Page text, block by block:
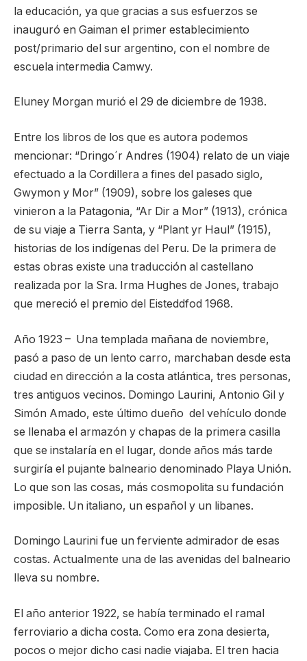
la educación, ya que gracias a sus esfuerzos se
inauguró en Gaiman el primer establecimiento
post/primario del sur argentino, con el nombre de
escuela intermedia Camwy.
Eluney Morgan murió el 29 de diciembre de 1938.
Entre los libros de los que es autora podemos
mencionar: “Dringo´r Andres (1904) relato de un viaje
efectuado a la Cordillera a fines del pasado siglo,
Gwymon y Mor” (1909), sobre los galeses que
vinieron a la Patagonia, “Ar Dir a Mor” (1913), crónica
de su viaje a Tierra Santa, y “Plant yr Haul” (1915),
historias de los indígenas del Peru. De la primera de
estas obras existe una traducción al castellano
realizada por la Sra. Irma Hughes de Jones, trabajo
que mereció el premio del Eisteddfod 1968.
Año 1923 – Una templada mañana de noviembre,
pasó a paso de un lento carro, marchaban desde esta
ciudad en dirección a la costa atlántica, tres personas,
tres antiguos vecinos. Domingo Laurini, Antonio Gil y
Simón Amado, este último dueño del vehículo donde
se llenaba el armazón y chapas de la primera casilla
que se instalaría en el lugar, donde años más tarde
surgiría el pujante balneario denominado Playa Unión.
Lo que son las cosas, más cosmopolita su fundación
imposible. Un italiano, un español y un libanes.
Domingo Laurini fue un ferviente admirador de esas
costas. Actualmente una de las avenidas del balneario
lleva su nombre.
El año anterior 1922, se había terminado el ramal
ferroviario a dicha costa. Como era zona desierta,
pocos o mejor dicho casi nadie viajaba. El tren hacia